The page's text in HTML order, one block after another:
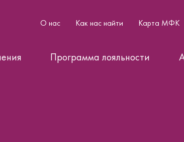
О нас Как нас найти Карта МФК
Программа лояльности